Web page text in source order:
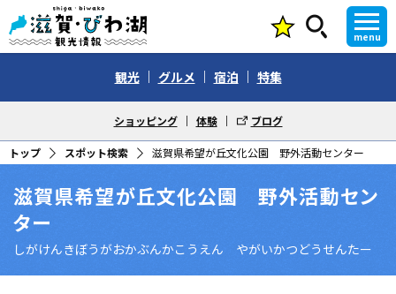
menu
観光 グルメ 宿泊 特集
ショッピング 体験 ブログ
トップ スポット検索 滋賀県希望が丘文化公園 野外活動センター
滋賀県希望が丘文化公園 野外活動セン
ター
しがけんきぼうがおかぶんかこうえん やがいかつどうせんたー